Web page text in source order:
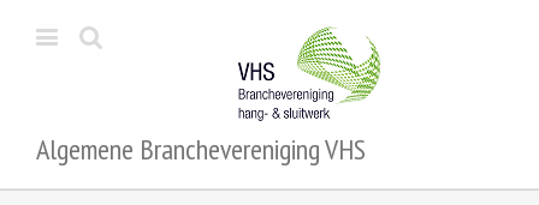
Algemene Branchevereniging VHS